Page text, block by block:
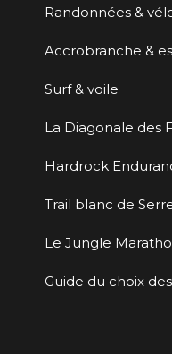
Randonnées &
Accrobranche &
Surf & voile
La Diagonale des
Hardrock
Trail blanc de
Le Jungle
Guide du choix